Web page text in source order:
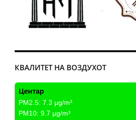
КВАЛИТЕТ НА ВОЗДУХОТ
Центар
PM2.5: 7.3 µg/m³
PM10: 9.7 µg/m³